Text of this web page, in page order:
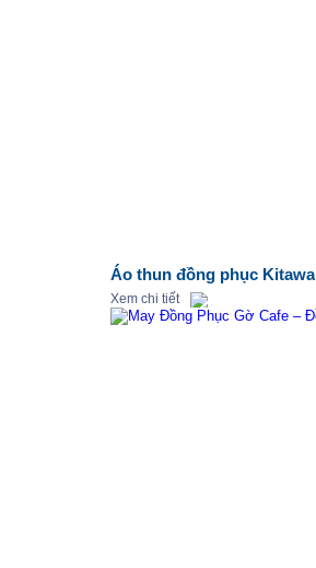
Áo thun đồng phục Kitawa
Xem chi tiết